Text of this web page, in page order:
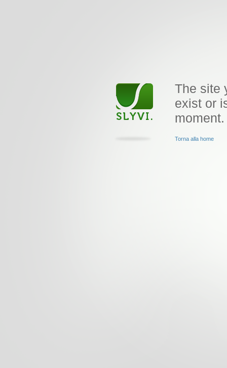
The site
exist or
moment.
Torna alla home